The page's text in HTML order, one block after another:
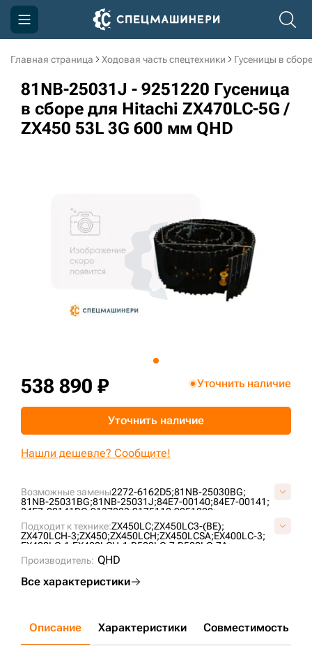
Главная страница Ходовая часть спецтехники Гусеницы в сборе
81NB-25031J - 9251220 Гусеница
в сборе для Hitachi ZX470LC-5G /
ZX450 53L 3G 600 мм QHD
Возможные замены2272-6162D5;81NB-25030BG;
81NB-25031BG;81NB-25031J;84E7-00140;84E7-00141;
84E7-00141BG;9137083;9175110;9251220;
Подходит к технике:ZX450LC;ZX450LC3-(BE);
ZX470LCH-3;ZX450;ZX450LCH;ZX450LCSA;EX400LC-3;
EX400LC-1;EX400LCH-1;R500LC-7;R500LC-7A;
R450LC-7;
R450LC-7A;
ZX470LCR-5G;SOLAR500LC-V;
R480LC-9S;
Производитель: QHD
Все характеристики
538 890 ₽ Уточнить наличие
Уточнить наличие
Нашли дешевле? Сообщите!
Описание Характеристики Совместимость
Компания
Акции
Доставка и оплата
3D тур по производству